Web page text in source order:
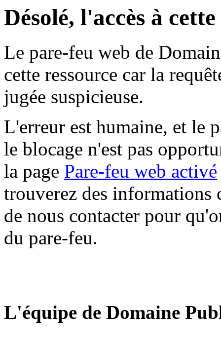
Désolé, l'accès à
Le pare-feu web de
cette ressource car la
jugée suspicieuse.
L'erreur est humaine, et le
le blocage n'est pas
la page Pare-feu web activé
trouverez des informations
de nous contacter pour
du pare-feu.
L'équipe de Domaine